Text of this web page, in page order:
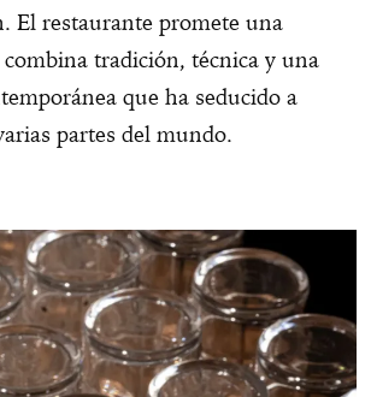
El restaurante promete una
tradición, técnica y una
que ha seducido a
partes del mundo.